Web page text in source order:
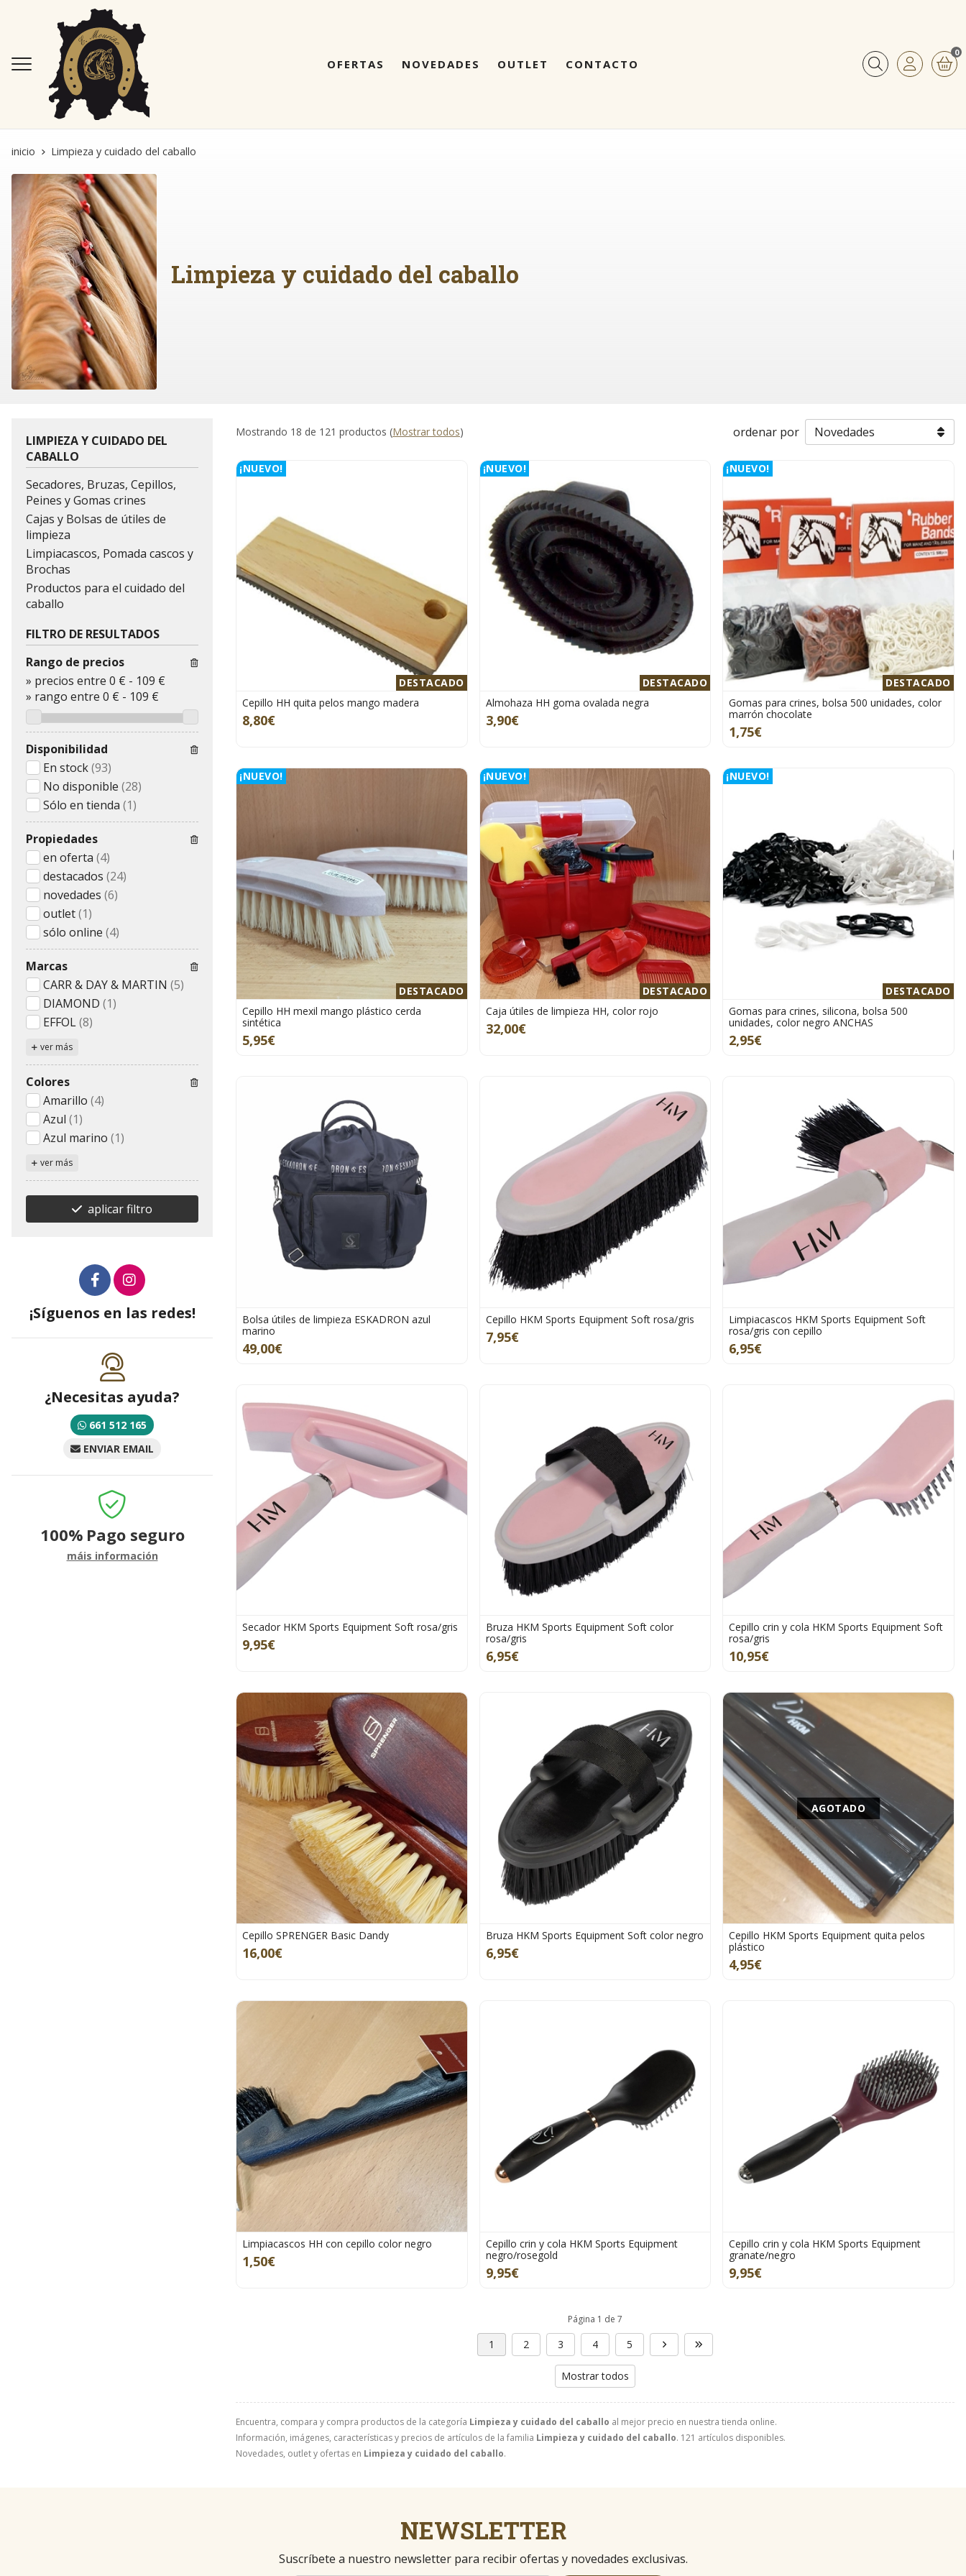
OFERTAS NOVEDADES OUTLET CONTACTO Buscar
0
inicio Limpieza y cuidado del caballo
Limpieza y cuidado del caballo
Encuentra, compara y compra productos de la categoría Limpieza y cuidado del caballo al mejor precio en nuestra tienda online.
Información, imágenes, características y precios de artículos de la familia Limpieza y cuidado del caballo. 121 artículos disponibles.
Novedades, outlet y ofertas en Limpieza y cuidado del caballo.
Mostrando 18 de 121 productos (Mostrar todos) ordenar por
DESTACADO
¡NUEVO!
Cepillo HH quita pelos mango madera
8,80€
DESTACADO
¡NUEVO!
Almohaza HH goma ovalada negra
3,90€
DESTACADO
¡NUEVO!
Gomas para crines, bolsa 500 unidades, color
marrón chocolate
1,75€
DESTACADO
¡NUEVO!
Cepillo HH mexil mango plástico cerda
sintética
5,95€
DESTACADO
¡NUEVO!
Caja útiles de limpieza HH, color rojo
32,00€
DESTACADO
¡NUEVO!
Gomas para crines, silicona, bolsa 500
unidades, color negro ANCHAS
2,95€
Bolsa útiles de limpieza ESKADRON azul
marino
49,00€
Cepillo HKM Sports Equipment Soft rosa/gris
7,95€
Limpiacascos HKM Sports Equipment Soft
rosa/gris con cepillo
6,95€
Secador HKM Sports Equipment Soft rosa/gris
9,95€
Bruza HKM Sports Equipment Soft color
rosa/gris
6,95€
Cepillo crin y cola HKM Sports Equipment Soft
rosa/gris
10,95€
Cepillo SPRENGER Basic Dandy
16,00€
Bruza HKM Sports Equipment Soft color negro
6,95€
AGOTADO
Cepillo HKM Sports Equipment quita pelos
plástico
4,95€
Limpiacascos HH con cepillo color negro
1,50€
Cepillo crin y cola HKM Sports Equipment
negro/rosegold
9,95€
Cepillo crin y cola HKM Sports Equipment
granate/negro
9,95€
Página 1 de 7
1 2 3 4 5
Mostrar todos
LIMPIEZA Y CUIDADO DEL
CABALLO
Secadores, Bruzas, Cepillos,
Peines y Gomas crines
Cajas y Bolsas de útiles de
limpieza
Limpiacascos, Pomada cascos y
Brochas
Productos para el cuidado del
caballo
FILTRO DE RESULTADOS
Rango de precios
» precios entre 0 € - 109 €
» rango entre 0 € - 109 €
Disponibilidad
En stock(93)
No disponible (28)
Sólo en tienda (1)
Propiedades
en oferta (4)
destacados (24)
novedades (6)
outlet(1)
sólo online (4)
Marcas
CARR & DAY & MARTIN (5)
DIAMOND (1)
EFFOL(8)
ver más
Colores
Amarillo (4)
Azul (1)
Azul marino (1)
ver más
aplicar filtro
¡Síguenos en las redes!
¿Necesitas ayuda?
661 512 165
ENVIAR EMAIL
100% Pago seguro
máis información
NEWSLETTER
Suscríbete a nuestro newsletter para recibir ofertas y novedades exclusivas.